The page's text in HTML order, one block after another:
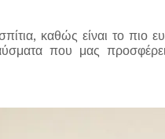
καθώς είναι το πιο
που μας